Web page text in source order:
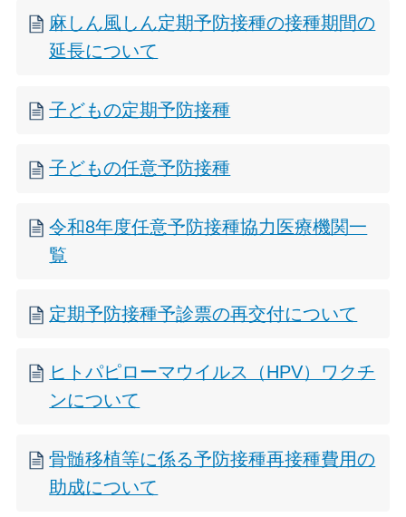
麻しん風しん定期予防接種の接種期間の
延長について
子どもの定期予防接種
子どもの任意予防接種
令和8年度任意予防接種協力医療機関一
覧
定期予防接種予診票の再交付について
ヒトパピローマウイルス（HPV）ワクチ
ンについて
骨髄移植等に係る予防接種再接種費用の
助成について